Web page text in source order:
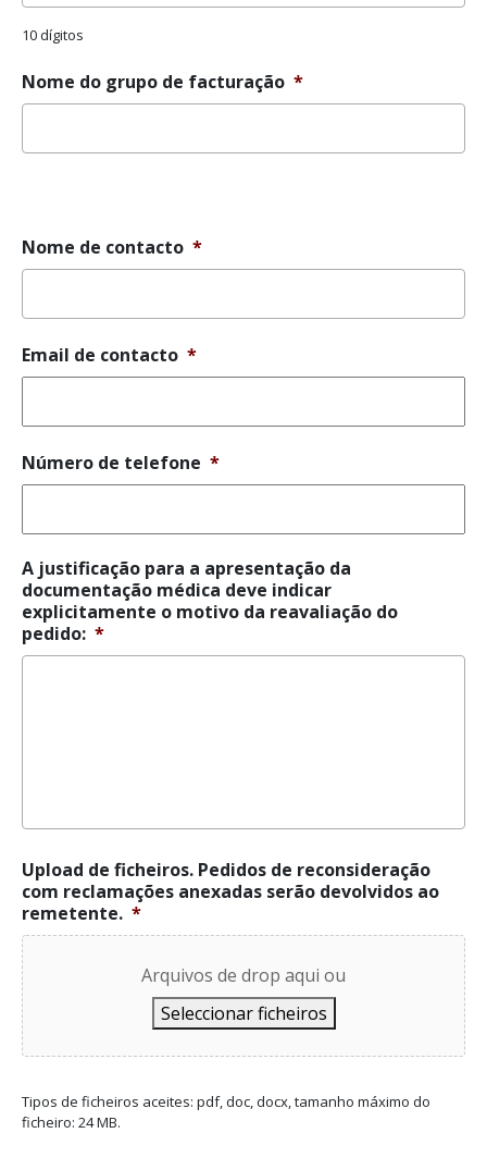
10 dígitos
Nome do grupo de facturação *
Nome de contacto *
Email de contacto *
Número de telefone *
A justificação para a apresentação da
documentação médica deve indicar
explicitamente o motivo da reavaliação do
pedido: *
Upload de ficheiros. Pedidos de reconsideração
com reclamações anexadas serão devolvidos ao
remetente. *
Arquivos de drop aqui ou
Seleccionar ficheiros
Tipos de ficheiros aceites: pdf, doc, docx, tamanho máximo do
ficheiro: 24 MB.